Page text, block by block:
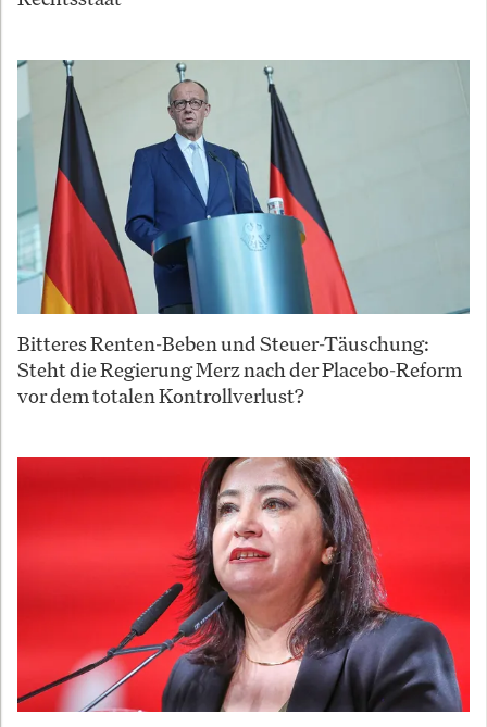
Bitteres Renten-Beben und Steuer-Täuschung:
Steht die Regierung Merz nach der Placebo-Reform
vor dem totalen Kontrollverlust?